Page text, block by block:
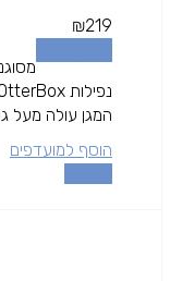
₪219
המגן עולה מעל
הוסף למועדפים